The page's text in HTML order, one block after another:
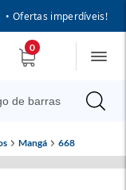
• Ofertas imperdíveis!
0
Mangá 668